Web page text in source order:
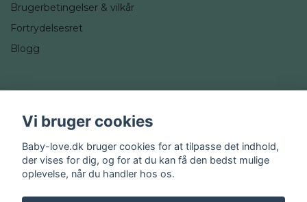
Brugerbetingelser & vilkår
Fortrydelsesret
Blogg
Instagram
Vi bruger cookies
Baby-love.dk bruger cookies for at tilpasse det indhold,
der vises for dig, og for at du kan få den bedst mulige
oplevelse, når du handler hos os.